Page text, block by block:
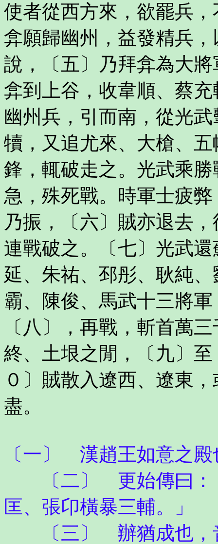
使者從西方來，欲罷兵
弇願歸幽州，益發精兵
說，〔五〕乃拜弇為大
弇到上谷，收韋順、蔡
幽州兵，引而南，從光
犢，又追尤來、大槍、
鋒，輒破走之。光武乘
急，殊死戰。時軍士疲
乃振，〔六〕賊亦退去
連戰破之。〔七〕光武
延、朱祐、邳彤、耿純
霸、陳俊、馬武十三將
〔八〕，再戰，斬首萬
終、土垠之閒，〔九〕
０〕賊散入遼西、遼東
盡。
〔一〕 漢趙王如意之
〔二〕 更始傳曰：「
匡、張卬橫暴三輔。」
〔三〕 辦猶成也，